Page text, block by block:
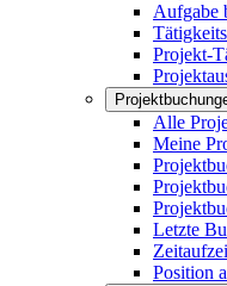
Aufgabe
Projekt-
Alle
Meine
Letzte
Position